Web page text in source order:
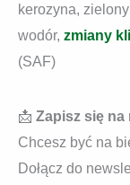
kerozyna,
wodór, zmiany
(SAF)
📩 Zapisz się na
Chcesz być na
Dołącz do